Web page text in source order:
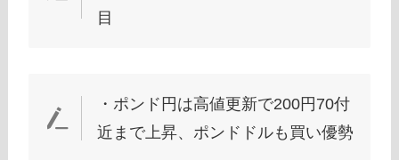
目
・ポンド円は高値更新で200円70付
近まで上昇、ポンドドルも買い優勢